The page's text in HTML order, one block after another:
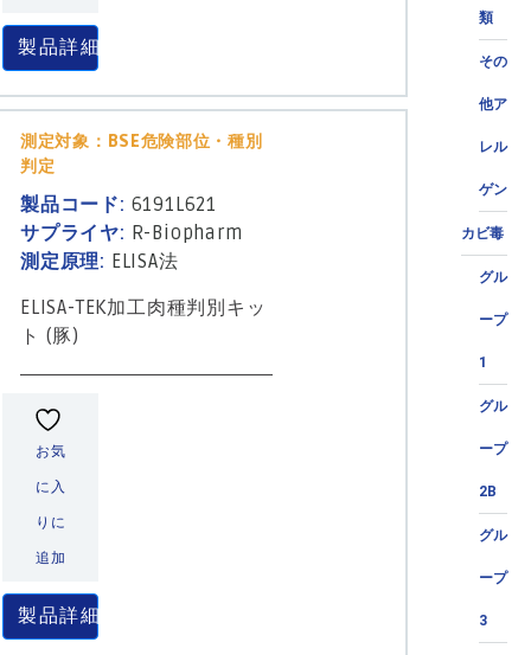
類
その
他ア
レル
ゲン
カビ毒
グル
ープ
1
グル
ープ
2B
グル
ープ
3
製品詳細
測定対象：BSE危険部位・種別
判定
製品コード: 6191L621
サプライヤ: R-Biopharm
測定原理: ELISA法
ELISA-TEK加工肉種判別キッ
ト (豚)
お気
に入
りに
追加
製品詳細